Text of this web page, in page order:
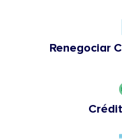
Renegociar